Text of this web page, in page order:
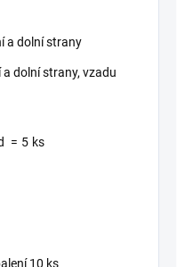
a dolní strany
dolní strany, vzadu
= 5 ks
10 ks